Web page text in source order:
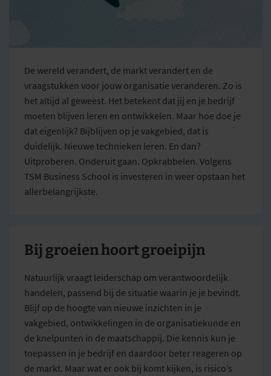
De wereld verandert, de markt verandert en de
vraagstukken voor jouw organisatie veranderen. Zo is
het altijd al geweest. Het betekent dat jij en je bedrijf
moeten blijven leren en ontwikkelen. Maar hoe doe je
dat eigenlijk? Bijblijven op je vakgebied, dat is
duidelijk. Nieuwe technieken leren. En dan?
Uitproberen. Onderuit gaan. Opkrabbelen. Volgens
TSM Business School is investeren in weer opstaan het
allerbelangrijkste.
Bij groeien hoort groeipijn
Natuurlijk vraagt leiderschap om verantwoordelijk
handelen, passend bij de situatie waarin je je bevindt.
Blijf op de hoogte van nieuwe inzichten in je
vakgebied, ontwikkelingen in de organisatiekunde en
de knelpunten in de maatschappij. Die kennis kun je
toepassen in je bedrijf en daardoor beter reageren op
de markt. Maar wat er ook bij komt kijken, is risico’s